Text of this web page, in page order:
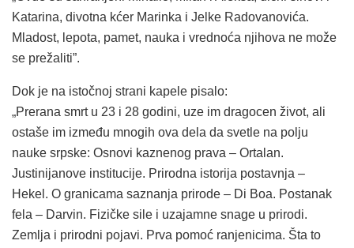
Katarina, divotna kćer Marinka i Jelke Radovanovića.
Mladost, lepota, pamet, nauka i vrednoća njihova ne može
se prežaliti”.
Dok je na istočnoj strani kapele pisalo:
„Prerana smrt u 23 i 28 godini, uze im dragocen život, ali
ostaše im između mnogih ova dela da svetle na polju
nauke srpske: Osnovi kaznenog prava – Ortalan.
Justinijanove institucije. Prirodna istorija postavnja –
Hekel. O granicama saznanja prirode – Di Boa. Postanak
fela – Darvin. Fizičke sile i uzajamne snage u prirodi.
Zemlja i prirodni pojavi. Prva pomoć ranjenicima. Šta to